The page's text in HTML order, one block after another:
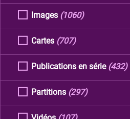
Images (1060)
Cartes (707)
Publications en série (432)
Partitions (297)